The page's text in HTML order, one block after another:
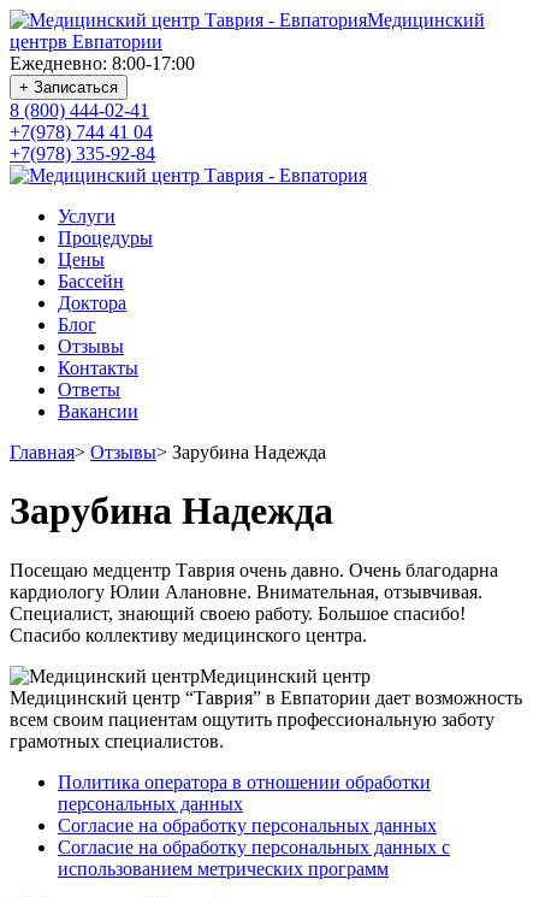
Медицинский
центрв Евпатории
Ежедневно: 8:00-17:00
+ Записаться
8 (800) 444-02-41
+7(978) 744 41 04
+7(978) 335-92-84
Услуги
Процедуры
Цены
Бассейн
Доктора
Блог
Отзывы
Контакты
Ответы
Вакансии
Главная> Отзывы> Зарубина Надежда
Зарубина Надежда
Посещаю медцентр Таврия очень давно. Очень благодарна
кардиологу Юлии Алановне. Внимательная, отзывчивая.
Специалист, знающий своею работу. Большое спасибо!
Спасибо коллективу медицинского центра.
Медицинский центр
Медицинский центр “Таврия” в Евпатории дает возможность
всем своим пациентам ощутить профессиональную заботу
грамотных специалистов.
Политика оператора в отношении обработки
персональных данных
Согласие на обработку персональных данных
Согласие на обработку персональных данных с
использованием метрических программ